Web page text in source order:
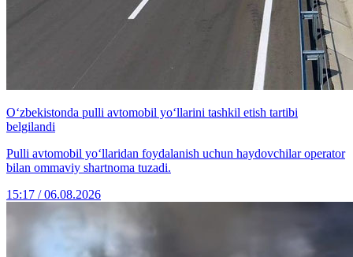
O‘zbekistonda pulli avtomobil yo‘llarini tashkil etish tartibi
belgilandi
Pulli avtomobil yo‘llaridan foydalanish uchun haydovchilar operator
bilan ommaviy shartnoma tuzadi.
15:17 / 06.08.2026